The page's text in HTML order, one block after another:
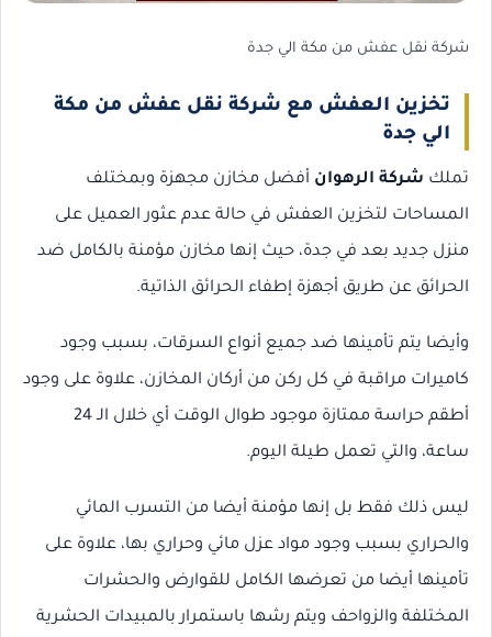
شركة نقل عفش من مكة الي جدة
تخزين العفش مع شركة نقل عفش من مكة
الي جدة
تملك شركة الرهوان أفضل مخازن مجهزة وبمختلف
المساحات لتخزين العفش في حالة عدم عثور العميل على
منزل جديد بعد في جدة، حيث إنها مخازن مؤمنة بالكامل ضد
الحرائق عن طريق أجهزة إطفاء الحرائق الذاتية.
وأيضا يتم تأمينها ضد جميع أنواع السرقات، بسبب وجود
كاميرات مراقبة في كل ركن من أركان المخازن، علاوة على وجود
أطقم حراسة ممتازة موجود طوال الوقت أي خلال الـ 24
ساعة، والتي تعمل طيلة اليوم.
ليس ذلك فقط بل إنها مؤمنة أيضا من التسرب المائي
والحراري بسبب وجود مواد عزل مائي وحراري بها، علاوة على
تأمينها أيضا من تعرضها الكامل للقوارض والحشرات
المختلفة والزواحف ويتم رشها باستمرار بالمبيدات الحشرية